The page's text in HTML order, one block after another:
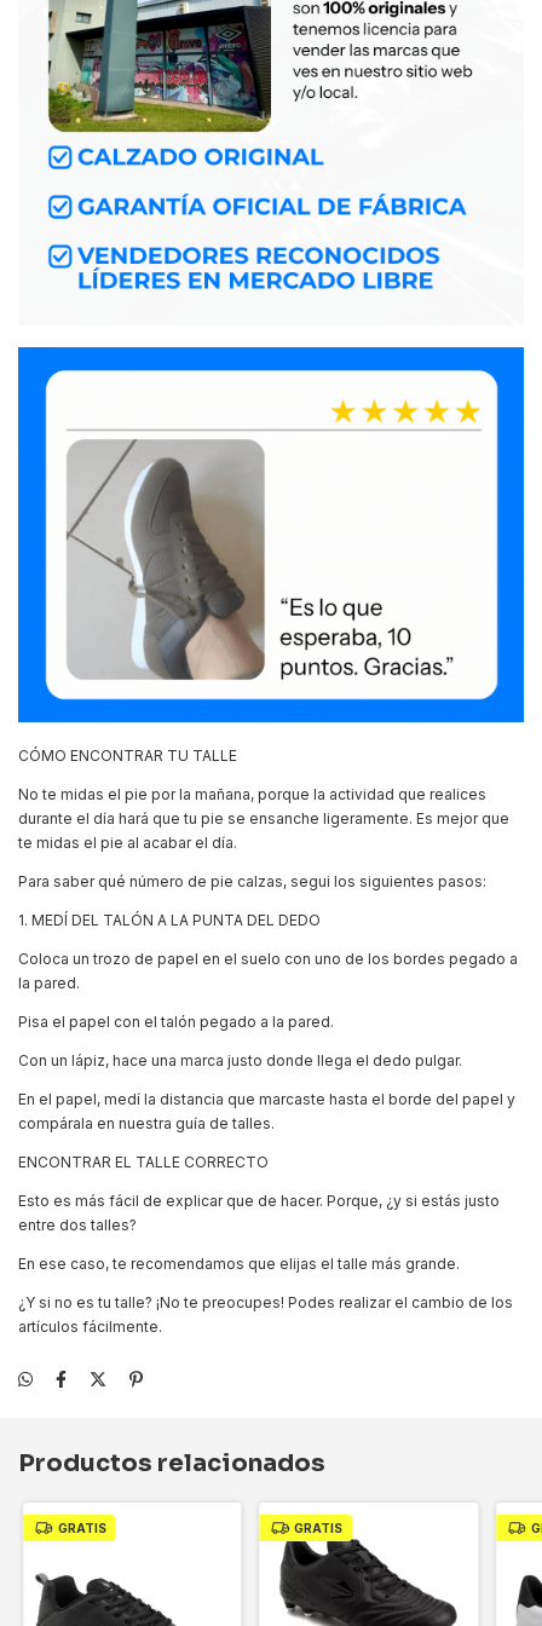
CÓMO ENCONTRAR TU TALLE
No te midas el pie por la mañana, porque la actividad que realices
durante el día hará que tu pie se ensanche ligeramente. Es mejor que
te midas el pie al acabar el día.
Para saber qué número de pie calzas, segui los siguientes pasos:
1. MEDÍ DEL TALÓN A LA PUNTA DEL DEDO
Coloca un trozo de papel en el suelo con uno de los bordes pegado a
la pared.
Pisa el papel con el talón pegado a la pared.
Con un lápiz, hace una marca justo donde llega el dedo pulgar.
En el papel, medí la distancia que marcaste hasta el borde del papel y
compárala en nuestra guía de talles.
ENCONTRAR EL TALLE CORRECTO
Esto es más fácil de explicar que de hacer. Porque, ¿y si estás justo
entre dos talles?
En ese caso, te recomendamos que elijas el talle más grande.
¿Y si no es tu talle? ¡No te preocupes! Podes realizar el cambio de los
artículos fácilmente.
Productos relacionados
GRATIS GRATIS